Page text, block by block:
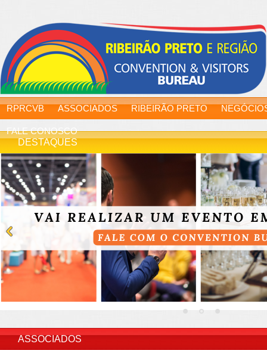
RPRCVB ASSOCIADOS RIBEIRÃO PRETO
FALE CONOSCO
DESTAQUES
ASSOCIADOS